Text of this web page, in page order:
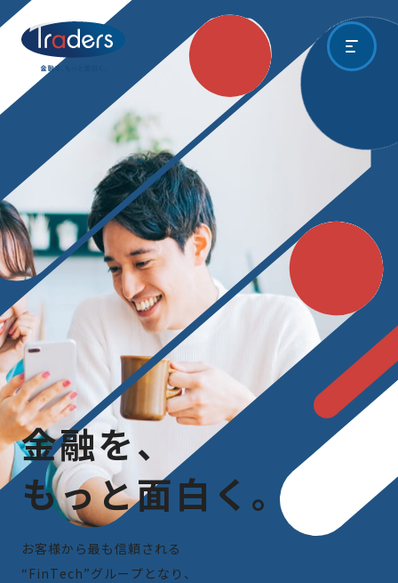
金融を、
もっと面白 く 。
お客様か ら最も信頼さ れる
“ Fi nTech”グルー プ と な り 、